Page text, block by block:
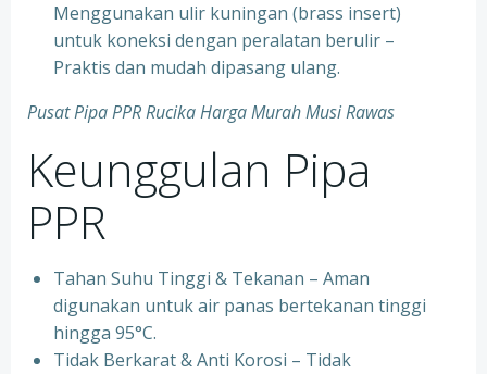
Menggunakan ulir kuningan (brass insert)
untuk koneksi dengan peralatan berulir –
Praktis dan mudah dipasang ulang.
Pusat Pipa PPR Rucika Harga Murah Musi Rawas
Keunggulan Pipa
PPR
Tahan Suhu Tinggi & Tekanan – Aman
digunakan untuk air panas bertekanan tinggi
hingga 95°C.
⁠Tidak Berkarat & Anti Korosi – Tidak